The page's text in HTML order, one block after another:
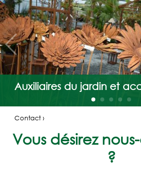
ACCUEIL
PÉPINIÈRES
ROUBERTY
L'ÉQUIPE
Auxiliaires du jardin et
Contact ›
Vous désirez
?